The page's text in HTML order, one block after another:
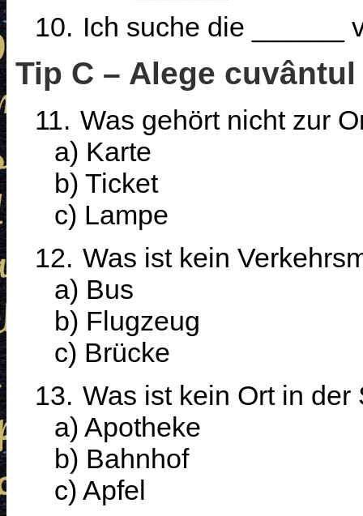
10. Ich suche die ______
Tip C – Alege
11. Was gehört nicht zur
a) Karte
b) Ticket
c) Lampe
12. Was ist kein
a) Bus
b) Flugzeug
c) Brücke
13. Was ist kein Ort in der
a) Apotheke
b) Bahnhof
c) Apfel